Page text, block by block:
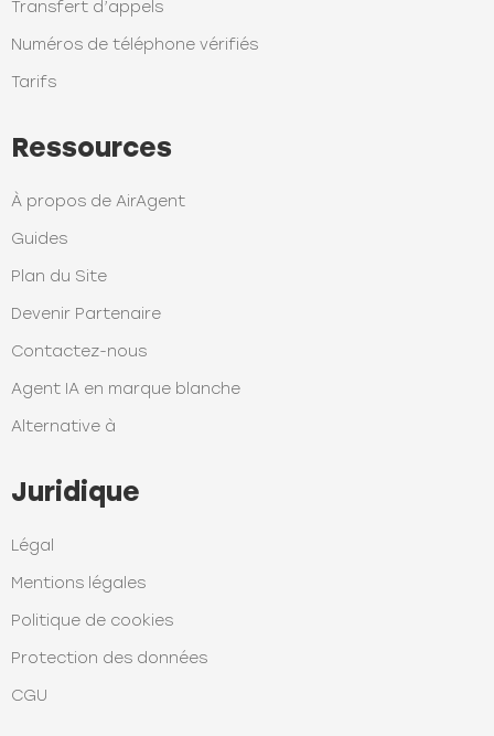
Transfert d’appels
Numéros de téléphone vérifiés
Tarifs
Ressources
À propos de AirAgent
Guides
Plan du Site
Devenir Partenaire
Contactez-nous
Agent IA en marque blanche
Alternative à
Juridique
Légal
Mentions légales
Politique de cookies
Protection des données
CGU